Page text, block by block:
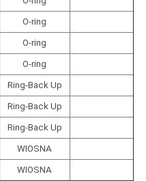
O-ring
O-ring
O-ring
Ring-Back Up
Ring-Back Up
Ring-Back Up
WIOSNA
WIOSNA